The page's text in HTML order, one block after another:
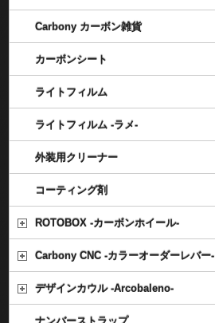
Carbony カーボン雑貨
カーボンシート
ライトフィルム
ライトフィルム -ラメ-
外装用クリーナー
コーティング剤
ROTOBOX -カーボンホイール-
Carbony CNC -カラーオーダーレバー-
デザインカウル -Arcobaleno-